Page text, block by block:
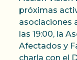
próximas
asociaciones
las 19:00, la
Afectados y
charla con el